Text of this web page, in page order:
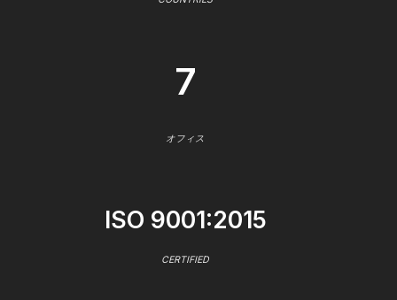
7
オフィス
ISO 9001:2015
CERTIFIED